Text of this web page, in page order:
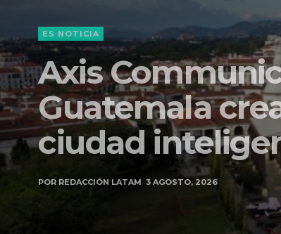
ES NOTICIA
Axis
Guatemala
ciudad
PORREDACCIÓN LATAM 3 AGOSTO, 2026